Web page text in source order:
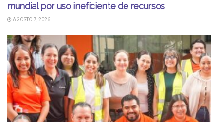
mundial por uso ineficiente de recursos
AGOSTO 7, 2026